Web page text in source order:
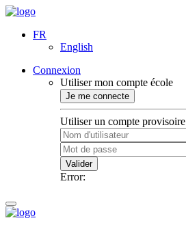
FR
English
Connexion
Utiliser mon compte école
Je me connecte
Utiliser un compte provisoire
Valider
Error: